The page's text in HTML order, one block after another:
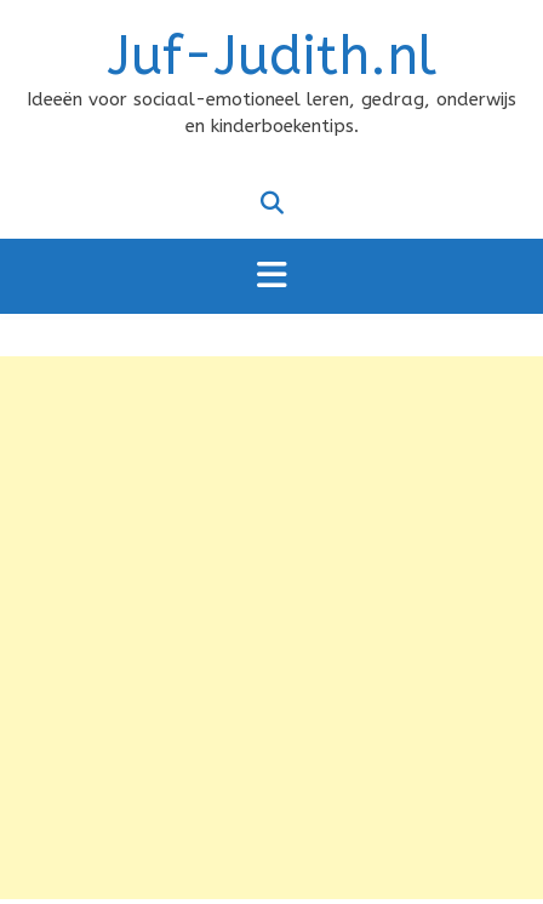
Juf-Judith.nl
Ideeën voor sociaal-emotioneel leren, gedrag, onderwijs
en kinderboekentips.